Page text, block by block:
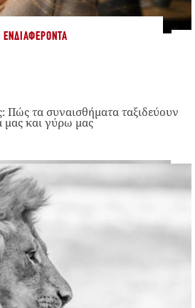
ΕΝΔΙΑΦΈΡΟΝΤΑ
Πώς τα συναισθήματα ταξιδεύουν
μας και γύρω μας